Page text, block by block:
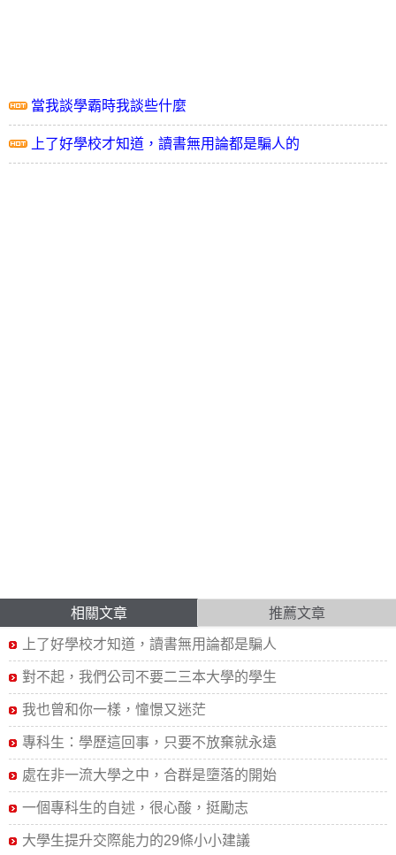
當我談學霸時我談些什麼
上了好學校才知道，讀書無用論都是騙人的
相關文章 推薦文章
上了好學校才知道，讀書無用論都是騙人
對不起，我們公司不要二三本大學的學生
我也曾和你一樣，憧憬又迷茫
專科生：學歷這回事，只要不放棄就永遠
處在非一流大學之中，合群是墮落的開始
一個專科生的自述，很心酸，挺勵志
大學生提升交際能力的29條小小建議